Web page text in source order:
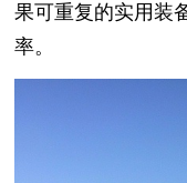
果可重复的实用装
率。